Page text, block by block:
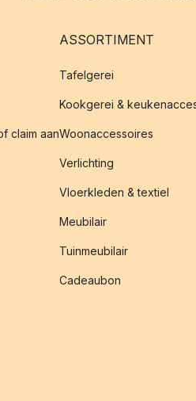
claim aan
ASSORTIMENT
Tafelgerei
Kookgerei &
Woonaccessoires
Verlichting
Vloerkleden & textiel
Meubilair
Tuinmeubilair
Cadeaubon